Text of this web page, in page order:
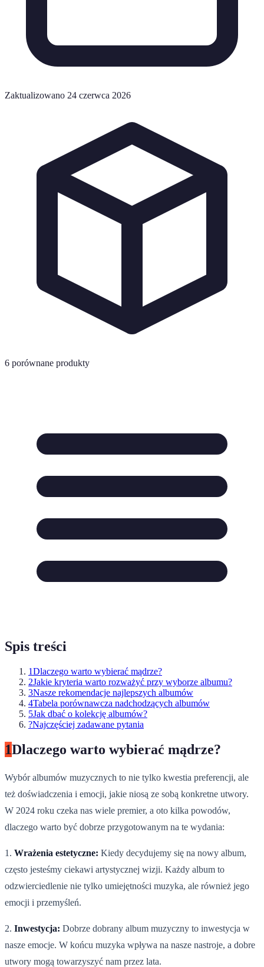
Zaktualizowano 24 czerwca 2026
6 porównane produkty
Spis treści
1Dlaczego warto wybierać mądrze?
2Jakie kryteria warto rozważyć przy wyborze albumu?
3Nasze rekomendacje najlepszych albumów
4Tabela porównawcza nadchodzących albumów
5Jak dbać o kolekcję albumów?
?Najczęściej zadawane pytania
1Dlaczego warto wybierać mądrze?
Wybór albumów muzycznych to nie tylko kwestia preferencji, ale
też doświadczenia i emocji, jakie niosą ze sobą konkretne utwory.
W 2024 roku czeka nas wiele premier, a oto kilka powodów,
dlaczego warto być dobrze przygotowanym na te wydania:
1. Wrażenia estetyczne: Kiedy decydujemy się na nowy album,
często jesteśmy ciekawi artystycznej wizji. Każdy album to
odzwierciedlenie nie tylko umiejętności muzyka, ale również jego
emocji i przemyśleń.
2. Inwestycja: Dobrze dobrany album muzyczny to inwestycja w
nasze emocje. W końcu muzyka wpływa na nasze nastroje, a dobre
utwory mogą towarzyszyć nam przez lata.